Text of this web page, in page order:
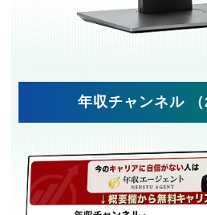
年収チャンネル （